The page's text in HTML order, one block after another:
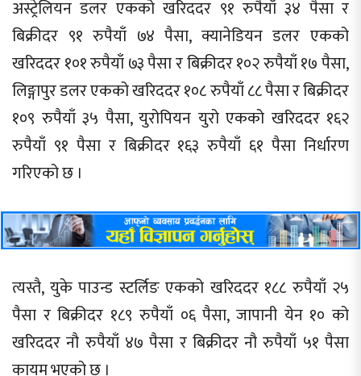
अस्ट्रेलियन डलर एकको खरिददर ९१ रुपैयाँ ३४ पैसा र
बिक्रीदर ९१ रुपैयाँ ७४ पैसा, क्यानेडियन डलर एकको
खरिददर १०१ रुपैयाँ ७३ पैसा र बिक्रीदर १०२ रुपैयाँ १७ पैसा,
लिङ्गापुर डलर एकको खरिददर १०८ रुपैयाँ ८८ पैसा र बिक्रीदर
१०९ रुपैयाँ ३५ पैसा, युरोपियन युरो एकको खरिददर १६२
रुपैयाँ ९१ पैसा र बिक्रीदर १६३ रुपैयाँ ६१ पैसा निर्धारण
गरिएको छ ।
त्यस्तै, युके पाउन्ड स्टर्लिङ एकको खरिददर १८८ रुपैयाँ २५
पैसा र बिक्रीदर १८९ रुपैयाँ ०६ पैसा, जापानी येन १० को
खरिददर नौ रुपैयाँ ४७ पैसा र बिक्रीदर नौ रुपैयाँ ५१ पैसा